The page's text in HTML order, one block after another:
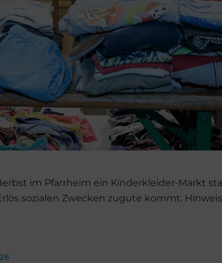
im Pfarrheim ein Kinderkleider-Markt
sozialen Zwecken zugute kommt.